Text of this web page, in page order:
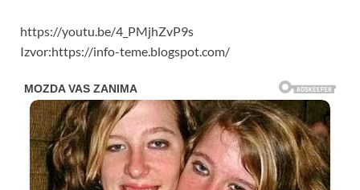
https://youtu.be/4_PMjhZvP9s
Izvor:https://info-teme.blogspot.com/